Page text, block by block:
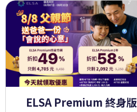
ELSA Premium 終身版